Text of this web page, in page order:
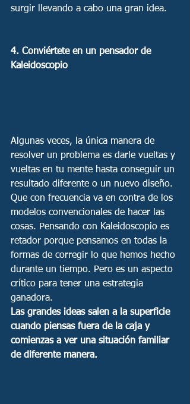
surgir llevando a cabo una gran idea.
4. Conviértete en un pensador de
Kaleidoscopio
Algunas veces, la única manera de
resolver un problema es darle vueltas y
vueltas en tu mente hasta conseguir un
resultado diferente o un nuevo diseño.
Que con frecuencia va en contra de los
modelos convencionales de hacer las
cosas. Pensando con Kaleidoscopio es
retador porque pensamos en todas la
formas de corregir lo que hemos hecho
durante un tiempo. Pero es un aspecto
crítico para tener una estrategia
ganadora.
Las grandes ideas salen a la superficie
cuando piensas fuera de la caja y
comienzas a ver una situación familiar
de diferente manera.